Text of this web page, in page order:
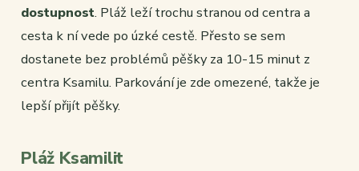
dostupnost. Pláž leží trochu stranou od centra a
cesta k ní vede po úzké cestě. Přesto se sem
dostanete bez problémů pěšky za 10-15 minut z
centra Ksamilu. Parkování je zde omezené, takže je
lepší přijít pěšky.
Pláž Ksamilit